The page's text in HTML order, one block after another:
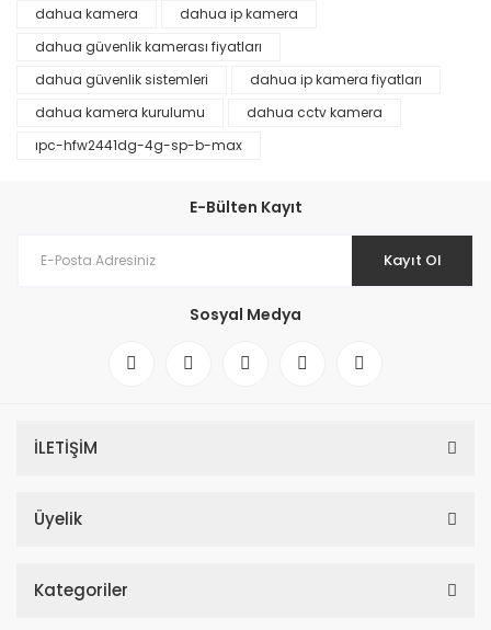
dahua kamera
dahua ip kamera
dahua güvenlik kamerası fiyatları
dahua güvenlik sistemleri
dahua ip kamera fiyatları
dahua kamera kurulumu
dahua cctv kamera
ıpc-hfw2441dg-4g-sp-b-max
E-Bülten Kayıt
Kayıt Ol
Sosyal Medya
İLETİŞİM
Üyelik
Kategoriler